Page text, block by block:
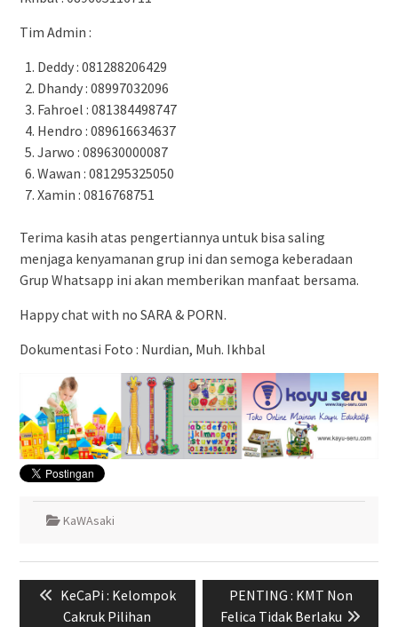
Tim Admin :
Deddy : 081288206429
Dhandy : 08997032096
Fahroel : 081384498747
Hendro : 089616634637
Jarwo : 089630000087
Wawan : 081295325050
Xamin : 0816768751
Terima kasih atas pengertiannya untuk bisa saling
menjaga kenyamanan grup ini dan semoga keberadaan
Grup Whatsapp ini akan memberikan manfaat bersama.
Happy chat with no SARA & PORN.
Dokumentasi Foto : Nurdian, Muh. Ikhbal
KaWAsaki
Navigasi
pos
Previous
post:
KeCaPi : Kelompok
Cakruk Pilihan
Next
post:
PENTING : KMT Non
Felica Tidak Berlaku